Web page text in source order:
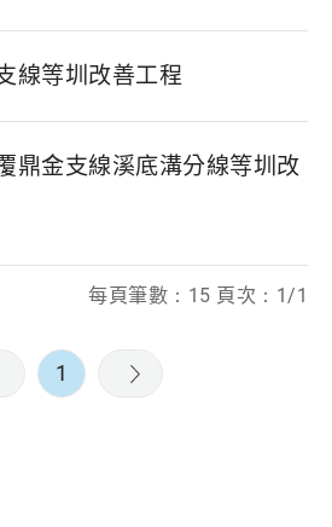
線等圳改善工程
鼎金支線溪底溝分線等圳改
每頁筆數：15 頁次：1/1
1